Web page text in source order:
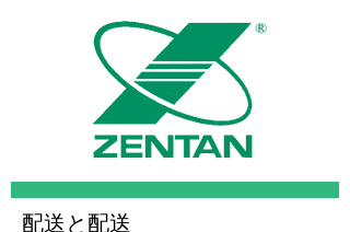
配送と配送